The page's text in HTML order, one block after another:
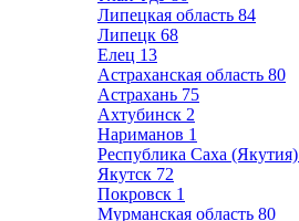
Липецкая область 84
Липецк 68
Елец 13
Астраханская область 80
Астрахань 75
Ахтубинск 2
Нариманов 1
Республика Саха (Якутия)
Якутск 72
Покровск 1
Мурманская область 80